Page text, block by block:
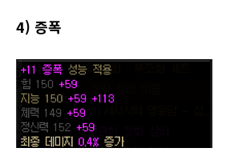
4) 증폭